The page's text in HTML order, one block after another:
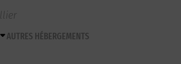
AUTRES HÉBERGEMENTS